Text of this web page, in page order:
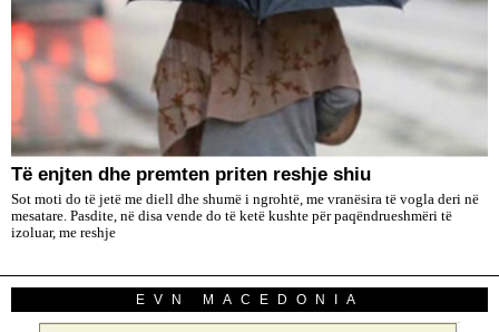
Të enjten dhe premten priten reshje shiu
Sot moti do të jetë me diell dhe shumë i ngrohtë, me vranësira të vogla deri në
mesatare. Pasdite, në disa vende do të ketë kushte për paqëndrueshmëri të
izoluar, me reshje
EVN MACEDONIA